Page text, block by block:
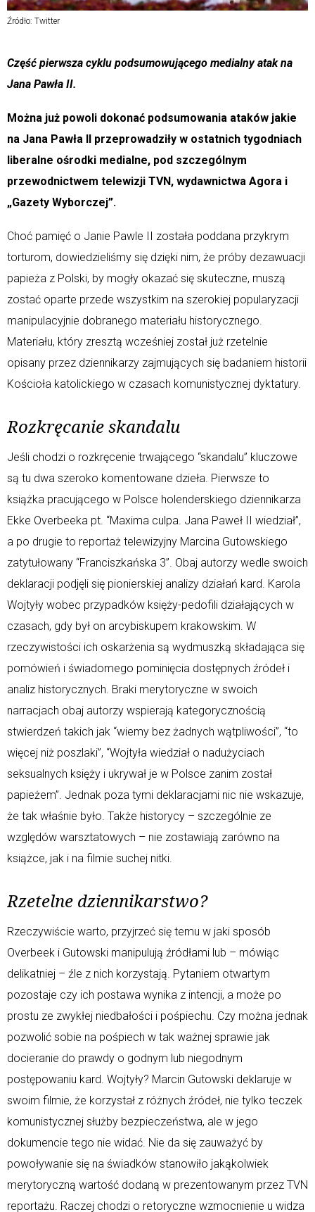
Źródło: Twitter
Część pierwsza cyklu podsumowującego medialny atak na
Jana Pawła II.
Można już powoli dokonać podsumowania ataków jakie
na Jana Pawła II przeprowadziły w ostatnich tygodniach
liberalne ośrodki medialne, pod szczególnym
przewodnictwem telewizji TVN, wydawnictwa Agora i
„Gazety Wyborczej”.
Choć pamięć o Janie Pawle II została poddana przykrym
torturom, dowiedzieliśmy się dzięki nim, że próby dezawuacji
papieża z Polski, by mogły okazać się skuteczne, muszą
zostać oparte przede wszystkim na szerokiej popularyzacji
manipulacyjnie dobranego materiału historycznego.
Materiału, który zresztą wcześniej został już rzetelnie
opisany przez dziennikarzy zajmujących się badaniem historii
Kościoła katolickiego w czasach komunistycznej dyktatury.
Rozkręcanie skandalu
Jeśli chodzi o rozkręcenie trwającego “skandalu” kluczowe
są tu dwa szeroko komentowane dzieła. Pierwsze to
książka pracującego w Polsce holenderskiego dziennikarza
Ekke Overbeeka pt. “Maxima culpa. Jana Paweł II wiedział”,
a po drugie to reportaż telewizyjny Marcina Gutowskiego
zatytułowany “Franciszkańska 3”. Obaj autorzy wedle swoich
deklaracji podjęli się pionierskiej analizy działań kard. Karola
Wojtyły wobec przypadków księży-pedofili działających w
czasach, gdy był on arcybiskupem krakowskim. W
rzeczywistości ich oskarżenia są wydmuszką składająca się
pomówień i świadomego pominięcia dostępnych źródeł i
analiz historycznych. Braki merytoryczne w swoich
narracjach obaj autorzy wspierają kategorycznością
stwierdzeń takich jak “wiemy bez żadnych wątpliwości”, “to
więcej niż poszlaki”, “Wojtyła wiedział o nadużyciach
seksualnych księży i ukrywał je w Polsce zanim został
papieżem”. Jednak poza tymi deklaracjami nic nie wskazuje,
że tak właśnie było. Także historycy – szczególnie ze
względów warsztatowych – nie zostawiają zarówno na
książce, jak i na filmie suchej nitki.
Rzetelne dziennikarstwo?
Rzeczywiście warto, przyjrzeć się temu w jaki sposób
Overbeek i Gutowski manipulują źródłami lub – mówiąc
delikatniej – źle z nich korzystają. Pytaniem otwartym
pozostaje czy ich postawa wynika z intencji, a może po
prostu ze zwykłej niedbałości i pośpiechu. Czy można jednak
pozwolić sobie na pośpiech w tak ważnej sprawie jak
docieranie do prawdy o godnym lub niegodnym
postępowaniu kard. Wojtyły? Marcin Gutowski deklaruje w
swoim filmie, że korzystał z różnych źródeł, nie tylko teczek
komunistycznej służby bezpieczeństwa, ale w jego
dokumencie tego nie widać. Nie da się zauważyć by
powoływanie się na świadków stanowiło jakąkolwiek
merytoryczną wartość dodaną w prezentowanym przez TVN
reportażu. Raczej chodzi o retoryczne wzmocnienie u widza